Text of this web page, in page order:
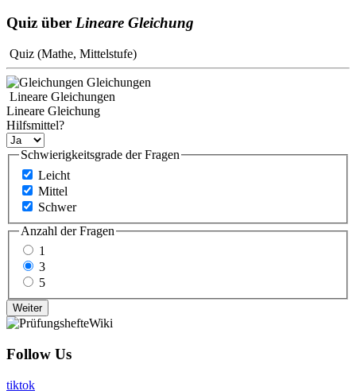
Quiz über Lineare Gleichung
Quiz (Mathe, Mittelstufe)
Gleichungen
Lineare Gleichungen
Lineare Gleichung
Hilfsmittel?
Schwierigkeitsgrade der Fragen
Leicht
Mittel
Schwer
Anzahl der Fragen
1
3
5
Follow Us
tiktok